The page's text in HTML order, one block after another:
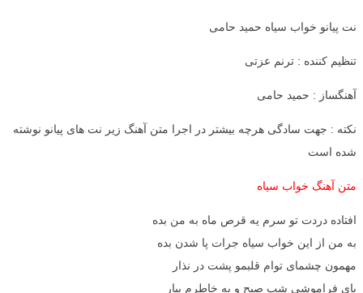
نت پیانو خواب سیاه حمید حامی
تنظیم کننده : ترنم عزتی
آهنگساز : حمید حامی
نکته : جهت سادگی هرچه بیشتر در اجرا متن آهنگ زیر نت های پیانو نوشته
شده است
متن آهنگ خواب سیاه
افتاده دردت تو سرم یه قرص ماه به من بده
به من از این خواب سیاه جرات پا شدن بده
مهمون چشمای توام قلبمو پشت در نذار
پای فراموشی شب صبح و به خاطرم بیار